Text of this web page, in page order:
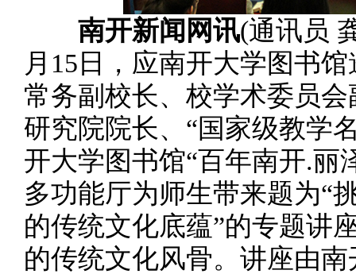
南开新闻网讯(通讯员
月15日，应南开大学图书
常务副校长、校学术委员
研究院院长、“国家级教学
开大学图书馆“百年南开.丽
多功能厅为师生带来题为
的传统文化底蕴”的专题讲
的传统文化风骨。讲座由